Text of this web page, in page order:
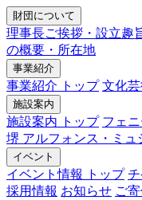
財団について
理事長ご挨拶・設立趣
の概要・所在地
事業紹介
事業紹介 トップ 文化
施設案内
施設案内 トップ フェ
堺 アルフォンス・ミュ
イベント
イベント情報 トップ
採用情報 お知らせ ご